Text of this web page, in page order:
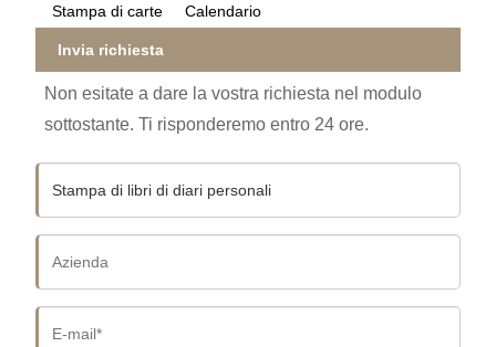
Stampa di carte
Calendario
Invia richiesta
Non esitate a dare la vostra richiesta nel modulo
sottostante. Ti risponderemo entro 24 ore.